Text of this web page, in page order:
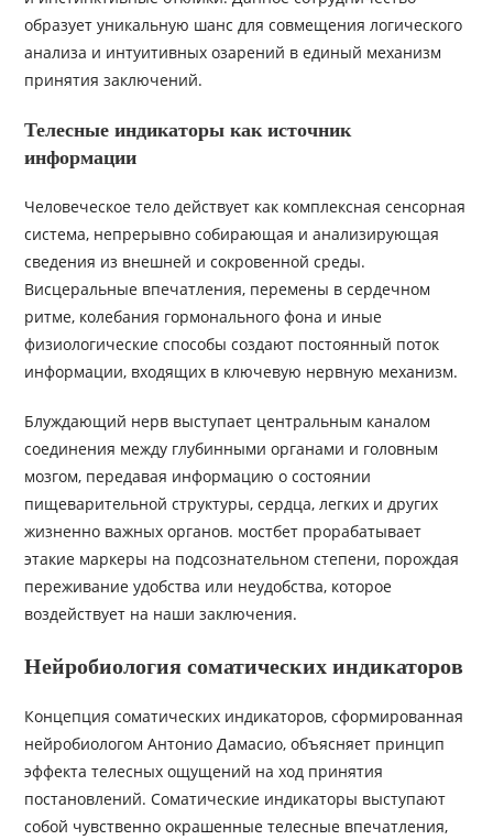
образует уникальную шанс для совмещения логического
анализа и интуитивных озарений в единый механизм
принятия заключений.
Телесные индикаторы как источник
информации
Человеческое тело действует как комплексная сенсорная
система, непрерывно собирающая и анализирующая
сведения из внешней и сокровенной среды.
Висцеральные впечатления, перемены в сердечном
ритме, колебания гормонального фона и иные
физиологические способы создают постоянный поток
информации, входящих в ключевую нервную механизм.
Блуждающий нерв выступает центральным каналом
соединения между глубинными органами и головным
мозгом, передавая информацию о состоянии
пищеварительной структуры, сердца, легких и других
жизненно важных органов. мостбет прорабатывает
этакие маркеры на подсознательном степени, порождая
переживание удобства или неудобства, которое
воздействует на наши заключения.
Нейробиология соматических индикаторов
Концепция соматических индикаторов, сформированная
нейробиологом Антонио Дамасио, объясняет принцип
эффекта телесных ощущений на ход принятия
постановлений. Соматические индикаторы выступают
собой чувственно окрашенные телесные впечатления,